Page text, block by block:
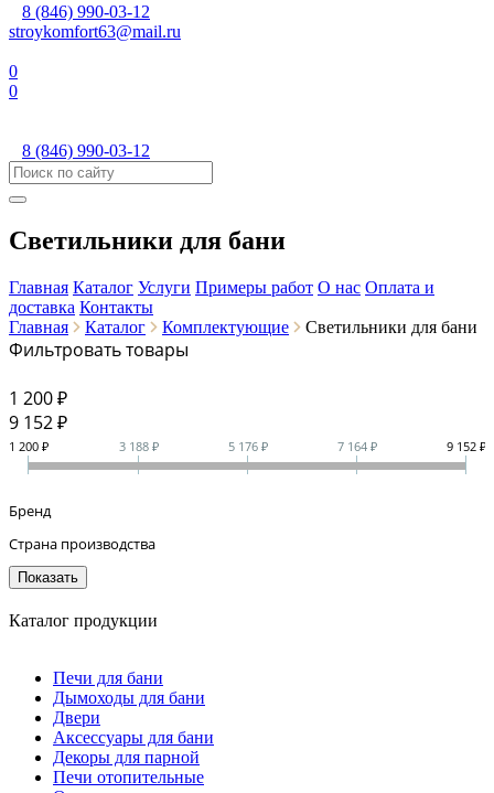
8 (846) 990-03-12
stroykomfort63@mail.ru
0
0
8 (846) 990-03-12
Светильники для бани
Главная Каталог Услуги Примеры работ О нас Оплата и
доставка Контакты
Главная
Каталог Комплектующие Светильники для бани
Фильтровать товары
1 200 ₽
9 152₽
1 200 ₽ 3 188 ₽ 5 176 ₽ 7 164 ₽ 9 152 ₽
Бренд
Страна производства
Каталог продукции
Печи для бани
Дымоходы для бани
Двери
Аксессуары для бани
Декоры для парной
Печи отопительные